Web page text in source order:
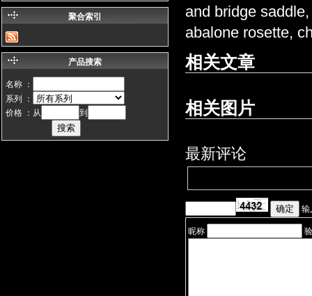
and bridge
abalone rosette,
相关文章
相关图片
最新评论
输
昵称
聚合索引
产品搜索
名称 ：
系列 ：
价格 ：从
到